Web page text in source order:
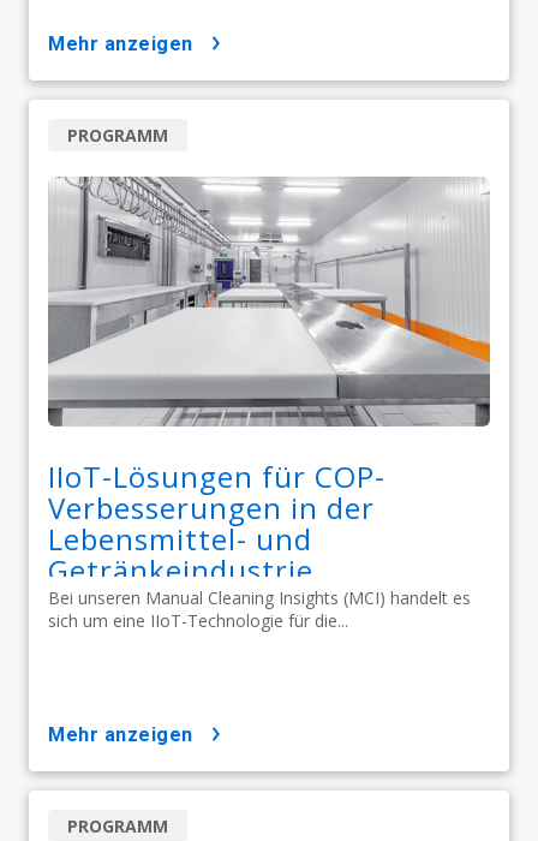
mehr anzeigen
IIoT-Lösungen für COP-
Verbesserungen in der
Lebensmittel- und
Getränkeindustrie
Bei unseren Manual Cleaning Insights (MCI) handelt es
sich um eine IIoT-Technologie für die...
PROGRAMM
mehr anzeigen
PROGRAMM